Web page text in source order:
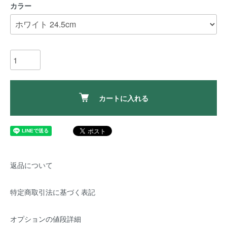
カラー
カートに入れる
返品について
特定商取引法に基づく表記
オプションの値段詳細